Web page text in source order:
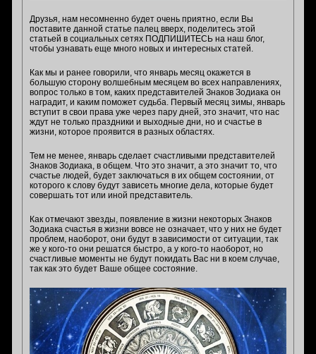
Друзья, нам несомненно будет очень приятно, если Вы
поставите данной статье палец вверх, поделитесь этой
статьей в социальных сетях ПОДПИШИТЕСЬ на наш блог,
чтобы узнавать еще много новых и интересных статей.
Как мы и ранее говорили, что январь месяц окажется в
большую сторону волшебным месяцем во всех направлениях,
вопрос только в том, каких представителей Знаков Зодиака он
наградит, и каким поможет судьба. Первый месяц зимы, январь
вступит в свои права уже через пару дней, это значит, что нас
ждут не только праздники и выходные дни, но и счастье в
жизни, которое проявится в разных областях.
Тем не менее, январь сделает счастливыми представителей
Знаков Зодиака, в общем. Что это значит, а это значит то, что
счастье людей, будет заключаться в их общем состоянии, от
которого к слову будут зависеть многие дела, которые будет
совершать тот или иной представитель.
Как отмечают звезды, появление в жизни некоторых Знаков
Зодиака счастья в жизни вовсе не означает, что у них не будет
проблем, наоборот, они будут в зависимости от ситуации, так
же у кого-то они решатся быстро, а у кого-то наоборот, но
счастливые моменты не будут покидать Вас ни в коем случае,
так как это будет Ваше общее состояние.